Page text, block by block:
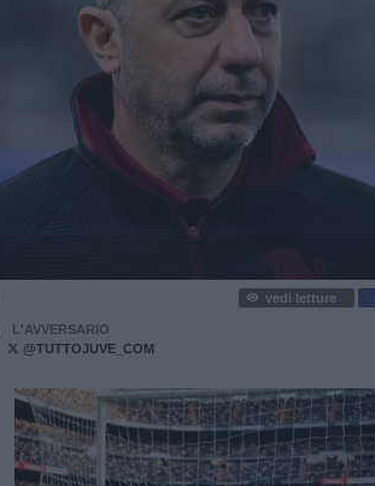
vedi letture
L'AVVERSARIO
@TUTTOJUVE_COM